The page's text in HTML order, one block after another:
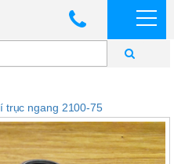
trục ngang 2100-75